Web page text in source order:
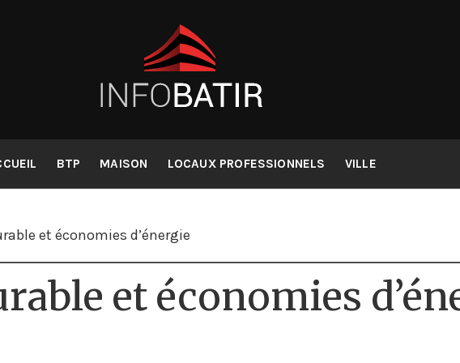
collaboratif pour le
Infobatir
BTP MAISON LOCAUX PROFESSIONNELS VILLE
et économies d’énergie
et économies